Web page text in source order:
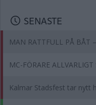
SENASTE
MAN RATTFULL PÅ BÅT
MC-FÖRARE
Kalmar Stadsfest tar nytt